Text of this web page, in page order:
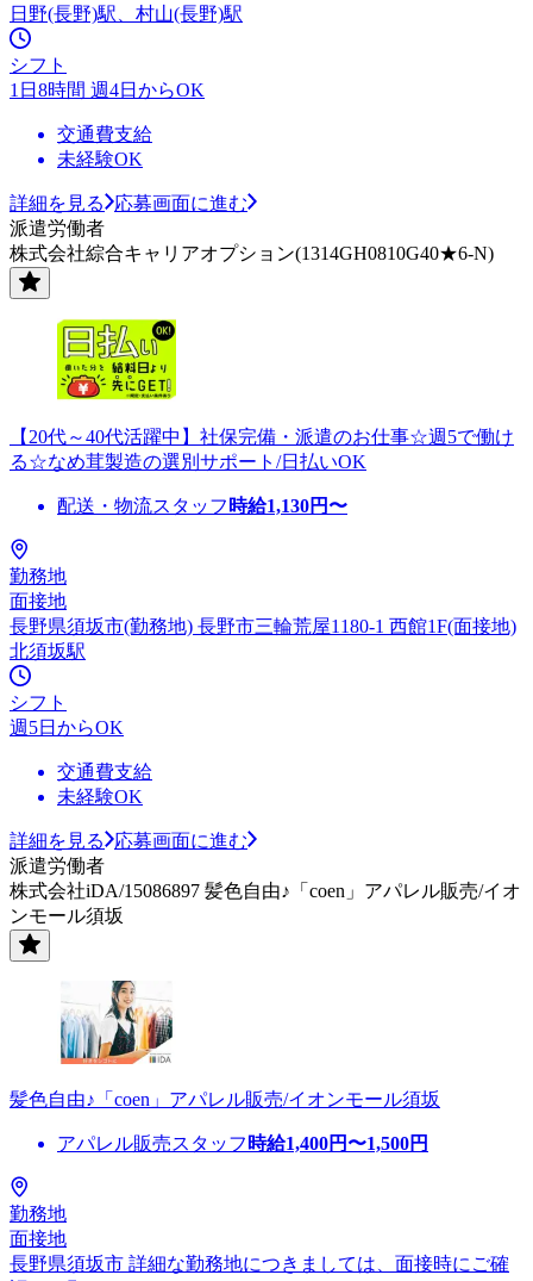
日野(長野)駅、村山(長野)駅
シフト
1日8時間 週4日からOK
交通費支給
未経験OK
詳細を見る
応募画面に進む
派遣労働者
株式会社綜合キャリアオプション(1314GH0810G40★6-N)
【20代～40代活躍中】社保完備・派遣のお仕事☆週5で働け
る☆なめ茸製造の選別サポート/日払いOK
配送・物流スタッフ 時給1,130円〜
勤務地
面接地
長野県須坂市(勤務地) 長野市三輪荒屋1180-1 西館1F(面接地)
北須坂駅
シフト
週5日からOK
交通費支給
未経験OK
詳細を見る
応募画面に進む
派遣労働者
株式会社iDA/15086897 髪色自由♪「coen」アパレル販売/イオ
ンモール須坂
髪色自由♪「coen」アパレル販売/イオンモール須坂
アパレル販売スタッフ 時給1,400円〜1,500円
勤務地
面接地
長野県須坂市 詳細な勤務地につきましては、面接時にご確